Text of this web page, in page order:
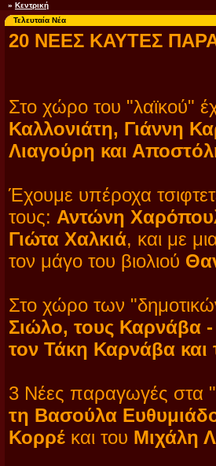
» Κεντρική
Τελευταία Νέα
20 ΝΕΕΣ ΚΑΥΤΕΣ
Στο χώρο του "λαϊκού"
Καλλονιάτη, Γιάννη
Λιαγούρη και
Έχουμε υπέροχα
τους: Αντώνη
Γιώτα Χαλκιά, και με
τον μάγο του βιολιού
Στο χώρο των
Σιώλο, τους Καρνάβα
τον Τάκη Καρνάβα
3 Νέες παραγωγές στα
τη Βασούλα
Κορρέ και του Μιχάλη